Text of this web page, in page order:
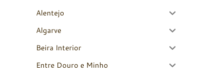
Alentejo
Algarve
Beira Interior
Entre Douro e Minho